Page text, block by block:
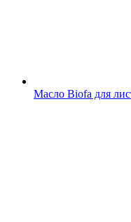
Масло Biofa для